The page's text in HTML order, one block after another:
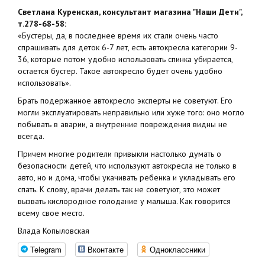
Светлана Куренская, консультант магазина "Наши Дети",
т.278-68-58:
«Бустеры, да, в последнее время их стали очень часто
спрашивать для деток 6-7 лет, есть автокресла категории 9-
36, которые потом удобно использовать спинка убирается,
остается бустер. Такое автокресло будет очень удобно
использовать».
Брать подержанное автокресло эксперты не советуют. Его
могли эксплуатировать неправильно или хуже того: оно могло
побывать в аварии, а внутренние повреждения видны не
всегда.
Причем многие родители привыкли настолько думать о
безопасности детей, что используют автокресла не только в
авто, но и дома, чтобы укачивать ребенка и укладывать его
спать. К слову, врачи делать так не советуют, это может
вызвать кислородное голодание у малыша. Как говорится
всему свое место.
Влада Копыловская
Telegram Вконтакте Одноклассники